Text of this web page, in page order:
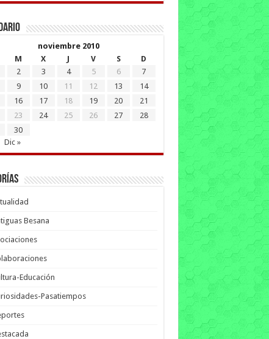
noviembre 2010
M X J V S
D
2 3 4 5 6
7
9 10 11 12 13
14
16 17 18 19 20
21
23 24 25 26 27
28
30
Dic »
Besana
Educación
Pasatiempos